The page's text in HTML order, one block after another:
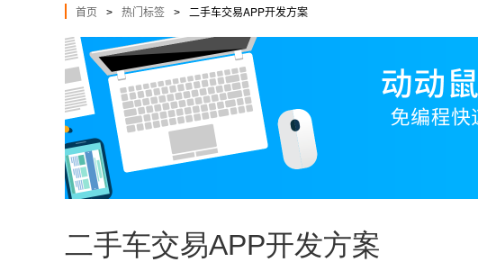
首页 > 热门标签 > 二手车交易APP开发方案
二手车交易APP开发方案